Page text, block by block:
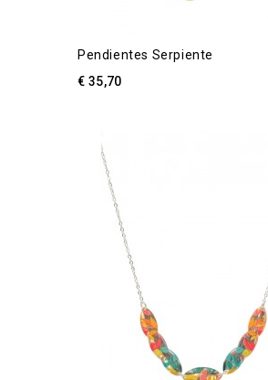
Pendientes Serpiente
€ 35,70